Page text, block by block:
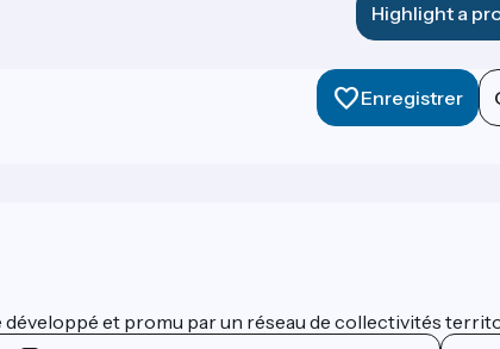
Highlight a
Enregistrer
développé et promu par un réseau de collectivités